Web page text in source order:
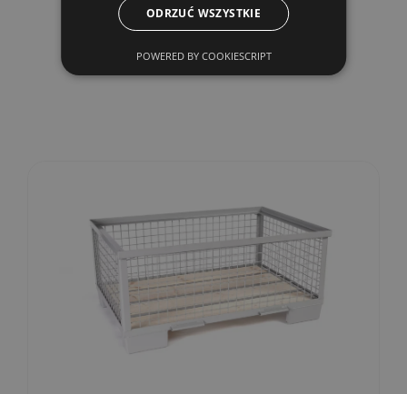
Prozkoumejte naše další
ODRZUĆ WSZYSTKIE
POWERED BY COOKIESCRIPT